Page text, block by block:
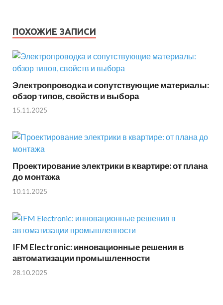
ПОХОЖИЕ ЗАПИСИ
Электропроводка и сопутствующие материалы:
обзор типов, свойств и выбора
15.11.2025
Проектирование электрики в квартире: от плана
до монтажа
10.11.2025
IFM Electronic: инновационные решения в
автоматизации промышленности
28.10.2025